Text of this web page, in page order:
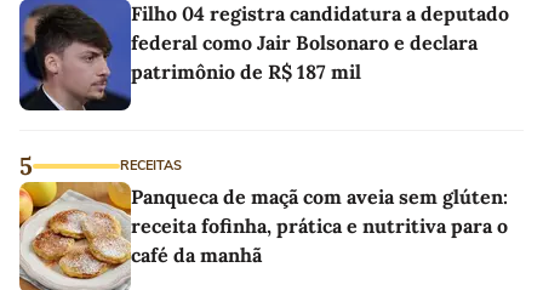
Filho 04 registra candidatura a deputado
federal como Jair Bolsonaro e declara
patrimônio de R$ 187 mil
5 RECEITAS
Panqueca de maçã com aveia sem glúten:
receita fofinha, prática e nutritiva para o
café da manhã